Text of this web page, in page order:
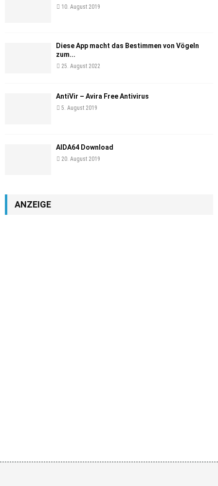
10. August 2019
Diese App macht das Bestimmen von Vögeln
zum...
25. August 2022
AntiVir – Avira Free Antivirus
5. August 2019
AIDA64 Download
20. August 2019
ANZEIGE